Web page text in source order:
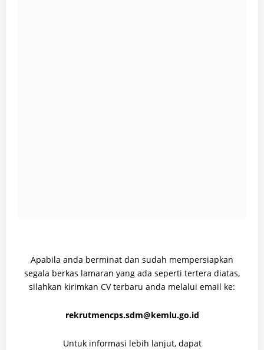
Apabila anda berminat dan sudah mempersiapkan
segala berkas lamaran yang ada seperti tertera diatas,
silahkan kirimkan CV terbaru anda melalui email ke:
rekrutmencps.sdm@kemlu.go.id
Untuk informasi lebih lanjut, dapat